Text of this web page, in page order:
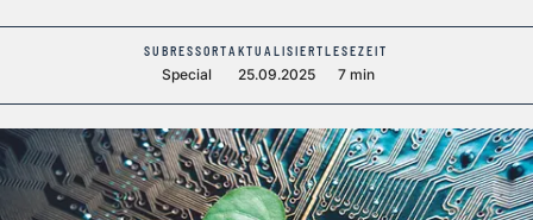
SUBRESSORT
Special
AKTUALISIERT
25.09.2025
LESEZEIT
7 min